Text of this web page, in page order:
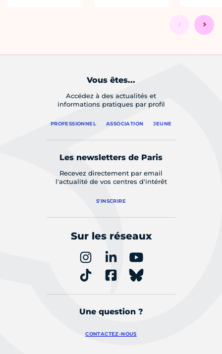
Vous êtes...
Accédez à des actualités et
informations pratiques par profil
PROFESSIONNEL ASSOCIATION JEUNE
Les newsletters de Paris
Recevez directement par email
l'actualité de vos centres d'intérêt
S'INSCRIRE
Sur les réseaux
Une question ?
CONTACTEZ-NOUS